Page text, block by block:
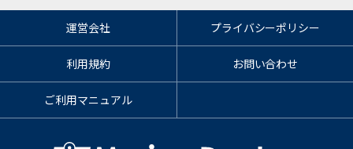
運営会社 プライバシーポリシー
利用規約 お問い合わせ
ご利用マニュアル